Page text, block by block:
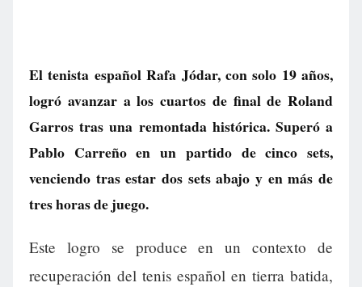
El tenista español Rafa Jódar, con solo 19 años,
logró avanzar a los cuartos de final de Roland
Garros tras una remontada histórica. Superó a
Pablo Carreño en un partido de cinco sets,
venciendo tras estar dos sets abajo y en más de
tres horas de juego.
Este logro se produce en un contexto de
recuperación del tenis español en tierra batida,